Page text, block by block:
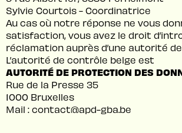
Sylvie Courtois - Coordinatrice
Au cas où notre réponse ne vous
satisfaction, vous avez le droit
réclamation auprès d’une autorité
L’autorité de contrôle belge est
AUTORITÉ DE PROTECTION DES
Rue de la Presse 35
1000 Bruxelles
Mail : contact@apd-gba.be